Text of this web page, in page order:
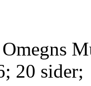
20 sider;